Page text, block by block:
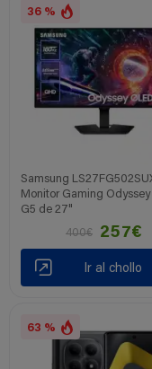
36 %
Samsung
Monitor Gaming Odyssey
G5 de 27"
400€
257€
Ir al chollo
63 %